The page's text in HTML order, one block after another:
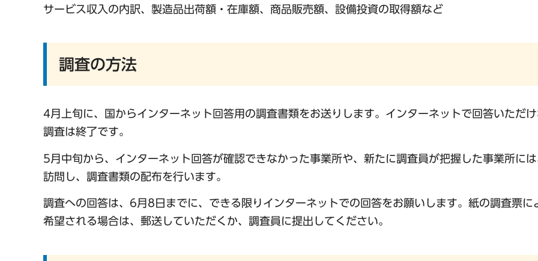
サービス収入の内訳、製造品出荷額・在庫額、商品販売額、設備投資の取得額など
調査の方法
4月上旬に、国からインターネット回答用の調査書類をお送りします。インターネットで回答いただ
調査は終了です。
5月中旬から、インターネット回答が確認できなかった事業所や、新たに調査員が把握した事業所に
訪問し、調査書類の配布を行います。
調査への回答は、6月8日までに、できる限りインターネットでの回答をお願いします。紙の調査票に
希望される場合は、郵送していただくか、調査員に提出してください。